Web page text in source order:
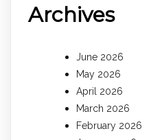
Archives
June 2026
May 2026
April 2026
March 2026
February 2026